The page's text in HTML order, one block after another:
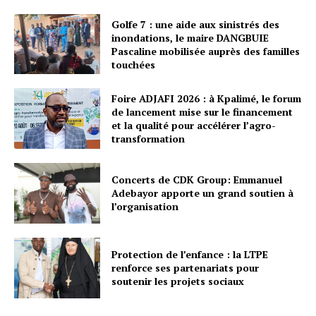
Golfe 7 : une aide aux sinistrés des
inondations, le maire DANGBUIE
Pascaline mobilisée auprès des familles
touchées
Foire ADJAFI 2026 : à Kpalimé, le forum
de lancement mise sur le financement
et la qualité pour accélérer l’agro-
transformation
Concerts de CDK Group: Emmanuel
Adebayor apporte un grand soutien à
l’organisation
Protection de l’enfance : la LTPE
renforce ses partenariats pour
soutenir les projets sociaux